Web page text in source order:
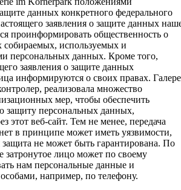
данных конкретного федерального
заявления о защите данных
проинформировать общественность о
собираемых, используемых и
персональных данных. Кроме того,
заявления о защите данных
информируются о своих правах.
реализовала множество
мер, чтобы обеспечить
защиту персональных данных,
этот веб-сайт. Тем не менее, передача
в принципе может иметь уязвимости,
не может быть гарантирована. По
затронутое лицо может по своему
нам персональные данные и
например, по телефону.